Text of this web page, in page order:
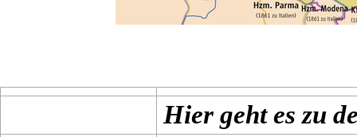
Hier geht es zu